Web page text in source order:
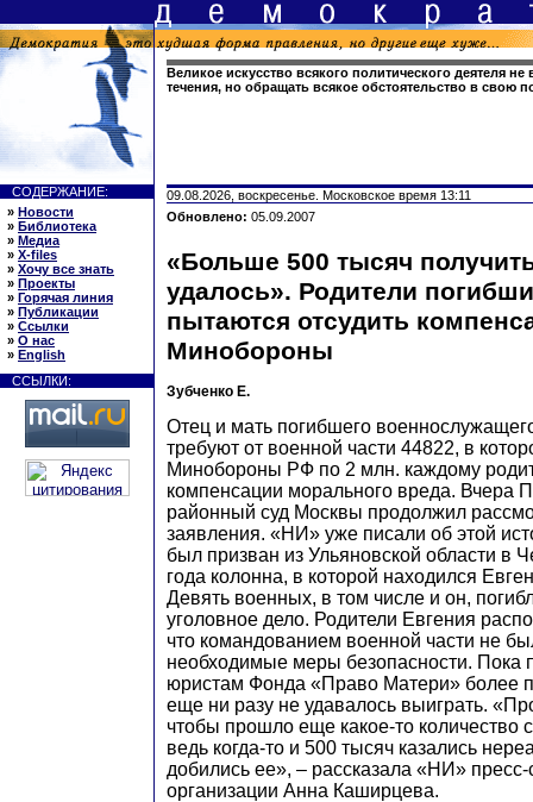
Великое искусство всякого политического деятеля
течения, но обращать всякое обстоятельство в свою
СОДЕРЖАНИЕ:
» Новости
» Библиотека
» Медиа
» X-files
» Хочу все знать
» Проекты
» Горячая линия
» Публикации
» Ссылки
» О нас
» English
ССЫЛКИ:
09.08.2026, воскресенье. Московское время 13:11
Обновлено: 05.09.2007
«Больше 500 тысяч
удалось». Родители
пытаются отсудить
Минобороны
Зубченко Е.
Отец и мать погибшего
требуют от военной части 44822, в
Минобороны РФ по 2 млн. каждому
компенсации морального вреда. Вчера
районный суд Москвы продолжил
заявления. «НИ» уже писали об этой
был призван из Ульяновской области в
года колонна, в которой находился
Девять военных, в том числе и он,
уголовное дело. Родители Евгения
что командованием военной части не
необходимые меры безопасности. Пока
юристам Фонда «Право Матери» более
еще ни разу не удавалось выиграть.
чтобы прошло еще какое-то количество
ведь когда-то и 500 тысяч казались
добились ее», – рассказала «НИ» пресс-
организации Анна Каширцева.